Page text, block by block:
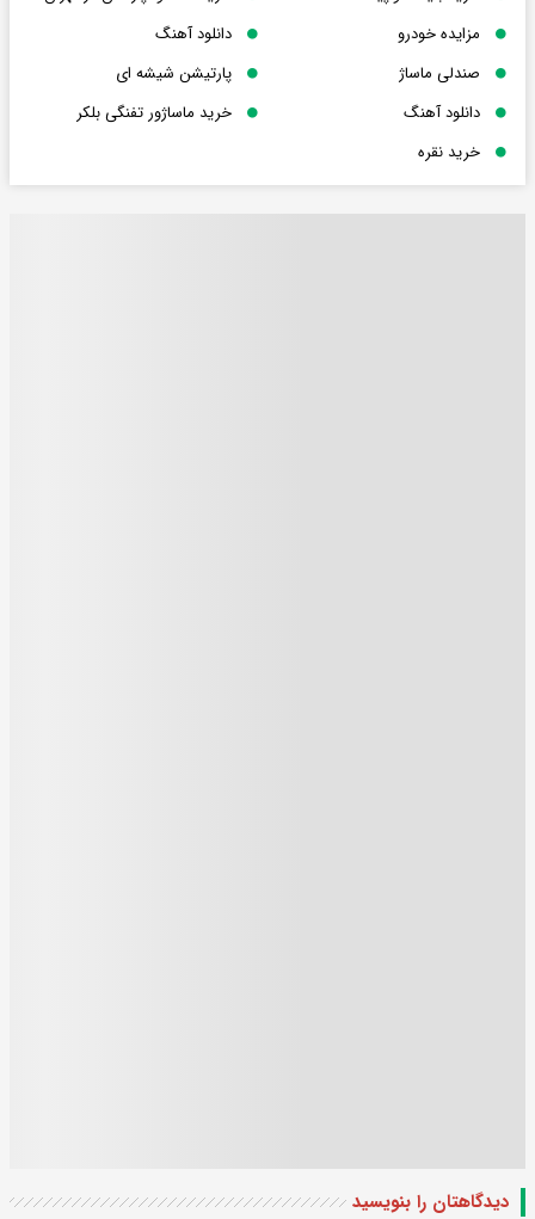
مزایده خودرو
دانلود آهنگ
صندلی ماساژ
پارتیشن شیشه ای
دانلود آهنگ
خرید ماساژور تفنگی بلکر
خرید نقره
دیدگاهتان را بنویسید